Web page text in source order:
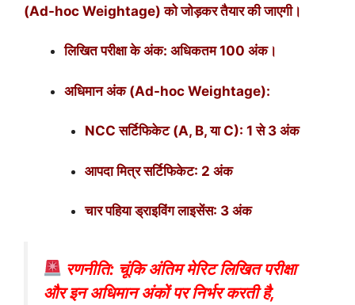
(Ad-hoc Weightage) को जोड़कर तैयार की जाएगी।
लिखित परीक्षा के अंक: अधिकतम 100 अंक।
अधिमान अंक (Ad-hoc Weightage):
NCC सर्टिफिकेट (A, B, या C): 1 से 3 अंक
आपदा मित्र सर्टिफिकेट: 2 अंक
चार पहिया ड्राइविंग लाइसेंस: 3 अंक
रणनीति: चूंकि अंतिम मेरिट लिखित परीक्षा
और इन अधिमान अंकों पर निर्भर करती है,